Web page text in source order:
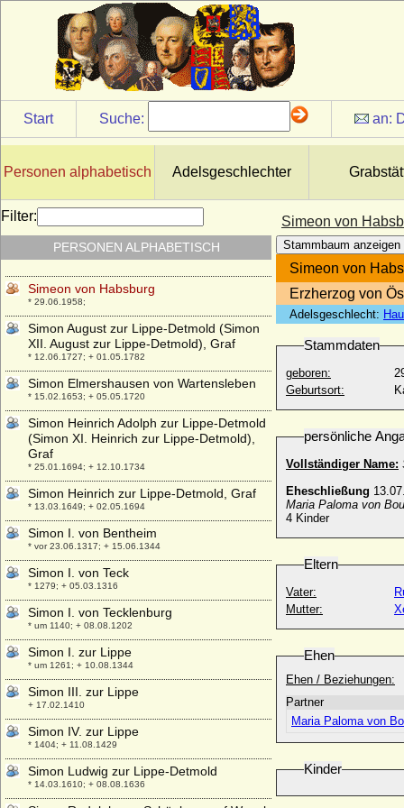
Start Suche: an:
Personen alphabetisch Adelsgeschlechter
Simeon von
Stammbaum anzeigen
Simeon von
Erzherzog von
Adelsgeschlecht:
Stammdaten
geboren:
Geburtsort:
persönliche
Vollständiger Name:
Eheschließung
Maria Paloma von
4 Kinder
Eltern
Vater:
Mutter:
Ehen
Ehen / Beziehungen:
Partner
Maria Paloma von
Kinder
Filter:
PERSONEN ALPHABETISCH
Siguna Elisabeth von und zu Stubenberg
* 19.09.1608; + 18.02.1676
Siguna von Weisspriach
+ 1539
Silvia Ruffini
* um 1475; + 05.12.1561
Silvia Sommerlath (Königin Silvia von
* 23.12.1943;
(Sylvius Friedrich)
* 21.02.1651; + 03.06.1697
Silvius Nimrod von Württemberg-Oels
* 02.05.1622; + 26.04.1664
Simeon von Habsburg
* 29.06.1958;
Simon August zur Lippe-Detmold (Simon
XII. August zur Lippe-Detmold), Graf
* 12.06.1727; + 01.05.1782
Simon Elmershausen von Wartensleben
* 15.02.1653; + 05.05.1720
Simon Heinrich Adolph zur Lippe-Detmold
(Simon XI. Heinrich zur Lippe-Detmold),
Graf
* 25.01.1694; + 12.10.1734
Simon Heinrich zur Lippe-Detmold, Graf
* 13.03.1649; + 02.05.1694
Simon I. von Bentheim
* vor 23.06.1317; + 15.06.1344
Simon I. von Teck
* 1279; + 05.03.1316
Simon I. von Tecklenburg
* um 1140; + 08.08.1202
Simon I. zur Lippe
* um 1261; + 10.08.1344
Simon III. zur Lippe
+ 17.02.1410
Simon IV. zur Lippe
* 1404; + 11.08.1429
Simon Ludwig zur Lippe-Detmold
* 14.03.1610; + 08.08.1636